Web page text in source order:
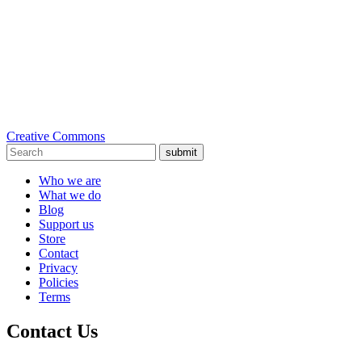
Creative Commons
submit
Who we are
What we do
Blog
Support us
Store
Contact
Privacy
Policies
Terms
Contact Us